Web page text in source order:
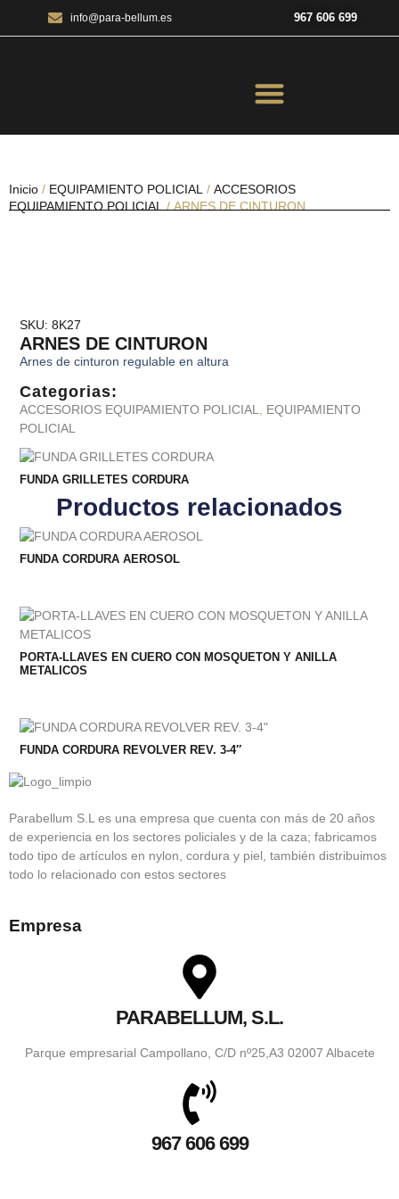
info@para-bellum.es 967 606 699
Inicio / EQUIPAMIENTO POLICIAL / ACCESORIOS
EQUIPAMIENTO POLICIAL / ARNES DE CINTURON
SKU: 8K27
ARNES DE CINTURON
Arnes de cinturon regulable en altura
Categorias:
ACCESORIOS EQUIPAMIENTO POLICIAL, EQUIPAMIENTO
POLICIAL
Productos relacionados
FUNDA GRILLETES CORDURA
FUNDA CORDURA AEROSOL
PORTA-LLAVES EN CUERO CON MOSQUETON Y ANILLA
METALICOS
FUNDA CORDURA REVOLVER REV. 3-4″
Parabellum S.L es una empresa que cuenta con más de 20 años
de experiencia en los sectores policiales y de la caza; fabricamos
todo tipo de artículos en nylon, cordura y piel, también distribuimos
todo lo relacionado con estos sectores
Empresa
PARABELLUM, S.L.
Parque empresarial Campollano, C/D nº25,A3 02007 Albacete
967 606 699